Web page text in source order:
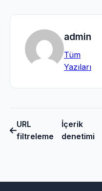
admin
Tüm
Yazıları
URL
filtreleme
İçerik
denetimi